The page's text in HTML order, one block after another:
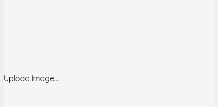
Upload Image...